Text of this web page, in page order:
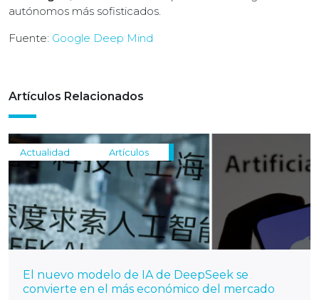
autónomos más sofisticados.
Fuente: Google Deep Mind
Artículos Relacionados
Actualidad Artículos
El nuevo modelo de IA de DeepSeek se
convierte en el más económico del mercado